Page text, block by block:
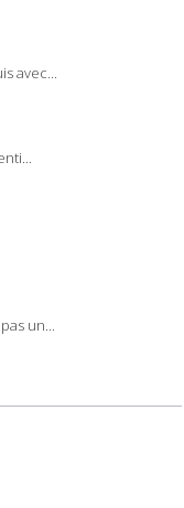
avec...
un...